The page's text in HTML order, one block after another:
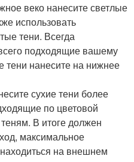
веко нанесите светлые
использовать
тени. Всегда
подходящие вашему
тени нанесите на нижнее
сухие тени более
по цветовой
В итоге должен
максимальное
на внешнем